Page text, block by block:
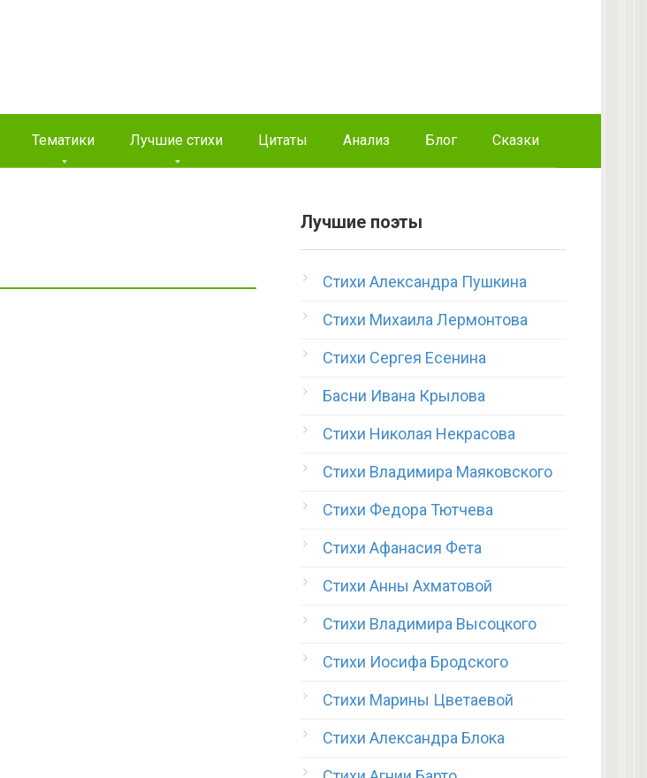
Тематики Лучшие стихи Цитаты Анализ Блог Сказки
Лучшие поэты
Стихи Александра Пушкина
Стихи Михаила Лермонтова
Стихи Сергея Есенина
Басни Ивана Крылова
Стихи Николая Некрасова
Стихи Владимира Маяковского
Стихи Федора Тютчева
Стихи Афанасия Фета
Стихи Анны Ахматовой
Стихи Владимира Высоцкого
Стихи Иосифа Бродского
Стихи Марины Цветаевой
Стихи Александра Блока